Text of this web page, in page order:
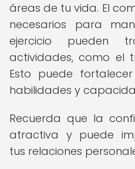
áreas de tu vida. El
necesarios para
ejercicio pueden
actividades, como el
Esto puede
habilidades y
Recuerda que la
atractiva y puede
tus relaciones